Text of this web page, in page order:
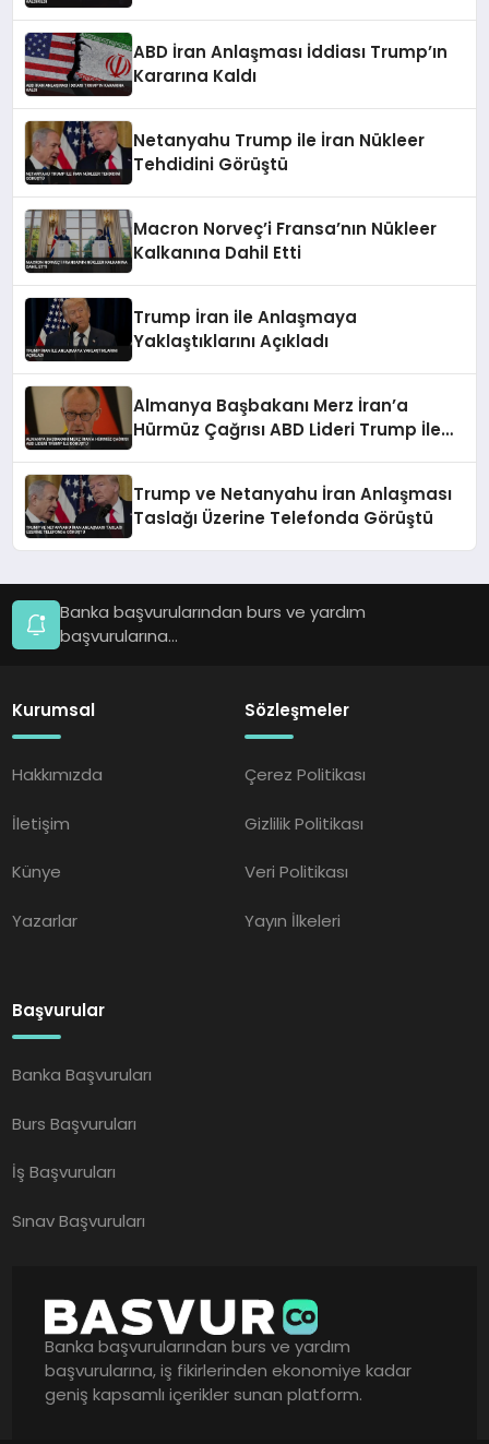
ABD İran Anlaşması İddiası Trump’ın
Kararına Kaldı
Netanyahu Trump ile İran Nükleer
Tehdidini Görüştü
Macron Norveç’i Fransa’nın Nükleer
Kalkanına Dahil Etti
Trump İran ile Anlaşmaya
Yaklaştıklarını Açıkladı
Almanya Başbakanı Merz İran’a
Hürmüz Çağrısı ABD Lideri Trump İle
Trump ve Netanyahu İran Anlaşması
Taslağı Üzerine Telefonda Görüştü
Banka başvurularından burs ve yardım
başvurularına...
Kurumsal
Hakkımızda
İletişim
Künye
Yazarlar
Sözleşmeler
Çerez Politikası
Gizlilik Politikası
Veri Politikası
Yayın İlkeleri
Başvurular
Banka Başvuruları
Burs Başvuruları
İş Başvuruları
Sınav Başvuruları
Banka başvurularından burs ve yardım
başvurularına, iş fikirlerinden ekonomiye kadar
geniş kapsamlı içerikler sunan platform.